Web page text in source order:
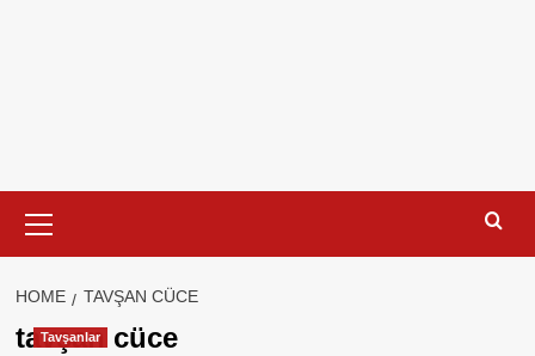
Menu
HOME TAVŞAN CÜCE
tavşan cüce
Tavşanlar